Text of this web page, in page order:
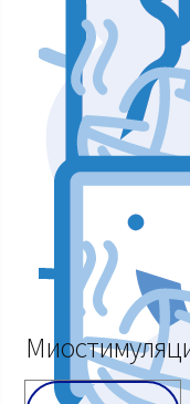
Аппараты
Уход